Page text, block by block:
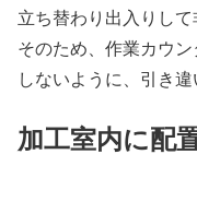
立ち替わり出入りして
そのため、作業カウ
しないように、引き
加工室内に配